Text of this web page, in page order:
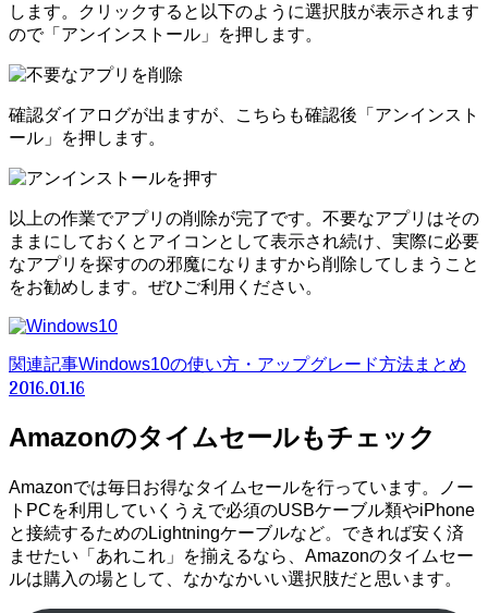
します。クリックすると以下のように選択肢が表示されます
ので「アンインストール」を押します。
確認ダイアログが出ますが、こちらも確認後「アンインスト
ール」を押します。
以上の作業でアプリの削除が完了です。不要なアプリはその
ままにしておくとアイコンとして表示され続け、実際に必要
なアプリを探すのの邪魔になりますから削除してしまうこと
をお勧めします。ぜひご利用ください。
関連記事Windows10の使い方・アップグレード方法まとめ
2016.01.16
Amazonのタイムセールもチェック
Amazonでは毎日お得なタイムセールを行っています。ノー
トPCを利用していくうえで必須のUSBケーブル類やiPhone
と接続するためのLightningケーブルなど。できれば安く済
ませたい「あれこれ」を揃えるなら、Amazonのタイムセー
ルは購入の場として、なかなかいい選択肢だと思います。